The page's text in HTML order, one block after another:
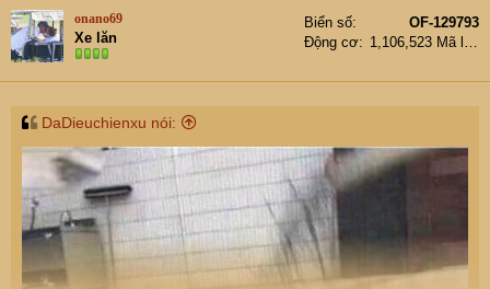
t
i
o
n
s
onano69
Xe lăn
Biển số
OF-129793
Động cơ
DaDieuchienxu nói: